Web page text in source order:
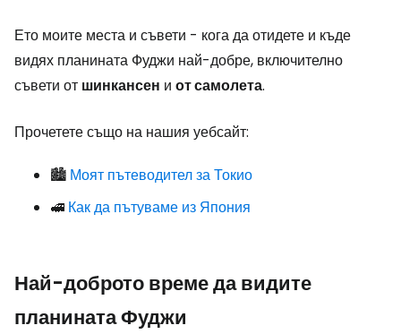
Ето моите места и съвети - кога да отидете и къде
видях планината Фуджи най-добре, включително
съвети от шинкансен и от самолета.
Прочетете също на нашия уебсайт:
🏙️ Моят пътеводител за Токио
🚅 Как да пътуваме из Япония
Най-доброто време да видите
планината Фуджи